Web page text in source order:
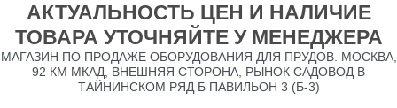
АКТУАЛЬНОСТЬ ЦЕН И НАЛИЧИЕ
ТОВАРА УТОЧНЯЙТЕ У МЕНЕДЖЕРА
МАГАЗИН ПО ПРОДАЖЕ ОБОРУДОВАНИЯ ДЛЯ ПРУДОВ. МОСКВА,
92 КМ МКАД, ВНЕШНЯЯ СТОРОНА, РЫНОК САДОВОД В
ТАЙНИНСКОМ РЯД Б ПАВИЛЬОН 3 (Б-3)